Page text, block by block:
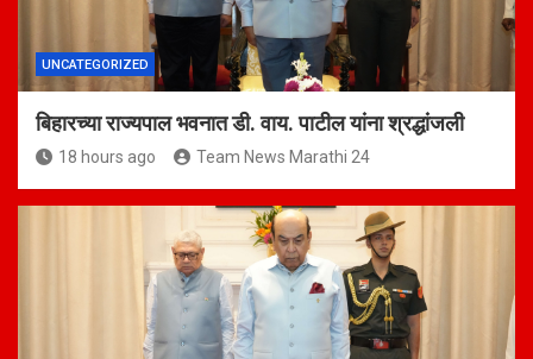
UNCATEGORIZED
बिहारच्या राज्यपाल भवनात डी. वाय. पाटील यांना श्रद्धांजली
18 hours ago Team News Marathi 24